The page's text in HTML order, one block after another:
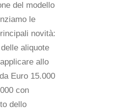
del modello
le
novità:
aliquote
allo
Euro 15.000
con
dello